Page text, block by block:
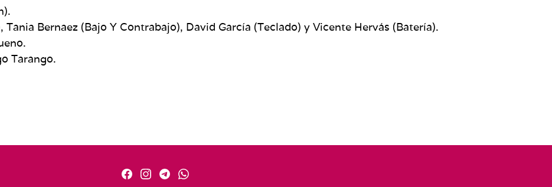
Bernaez (Bajo Y Contrabajo), David García (Teclado) y Vicente Hervás (Batería).
Tarango.